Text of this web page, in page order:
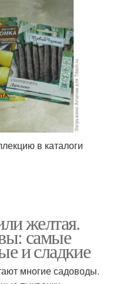
в каталоги
желтая.
самые
и сладкие
многие садоводы.